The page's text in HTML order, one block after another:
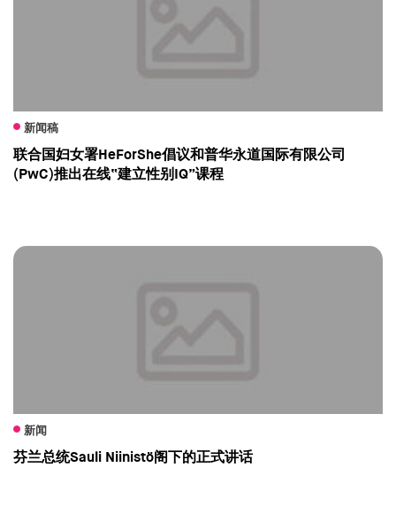
新闻稿
联合国妇女署HeForShe倡议和普华永道国际有限公司
(PwC)推出在线“建立性别IQ”课程
新闻
芬兰总统Sauli Niinistö阁下的正式讲话